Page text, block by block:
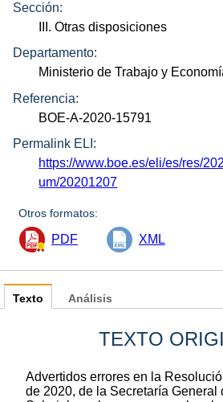
Sección:
III. Otras disposiciones
Departamento:
Ministerio de Trabajo y
Referencia:
BOE-A-2020-15791
Permalink ELI:
https://www.boe.es/eli/es/res/
um/20201207
Otros formatos:
PDF XML
Texto
TEXTO
Advertidos errores en la
de 2020, de la Secretaría General
Análisis